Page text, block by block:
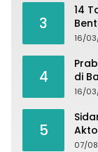
3
14
16/
4
di
16/
5
07/